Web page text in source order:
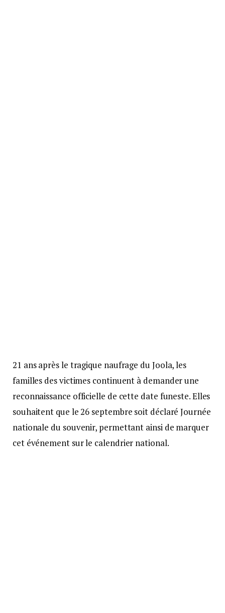
21 ans après le tragique naufrage du Joola, les
familles des victimes continuent à demander une
reconnaissance officielle de cette date funeste. Elles
souhaitent que le 26 septembre soit déclaré Journée
nationale du souvenir, permettant ainsi de marquer
cet événement sur le calendrier national.